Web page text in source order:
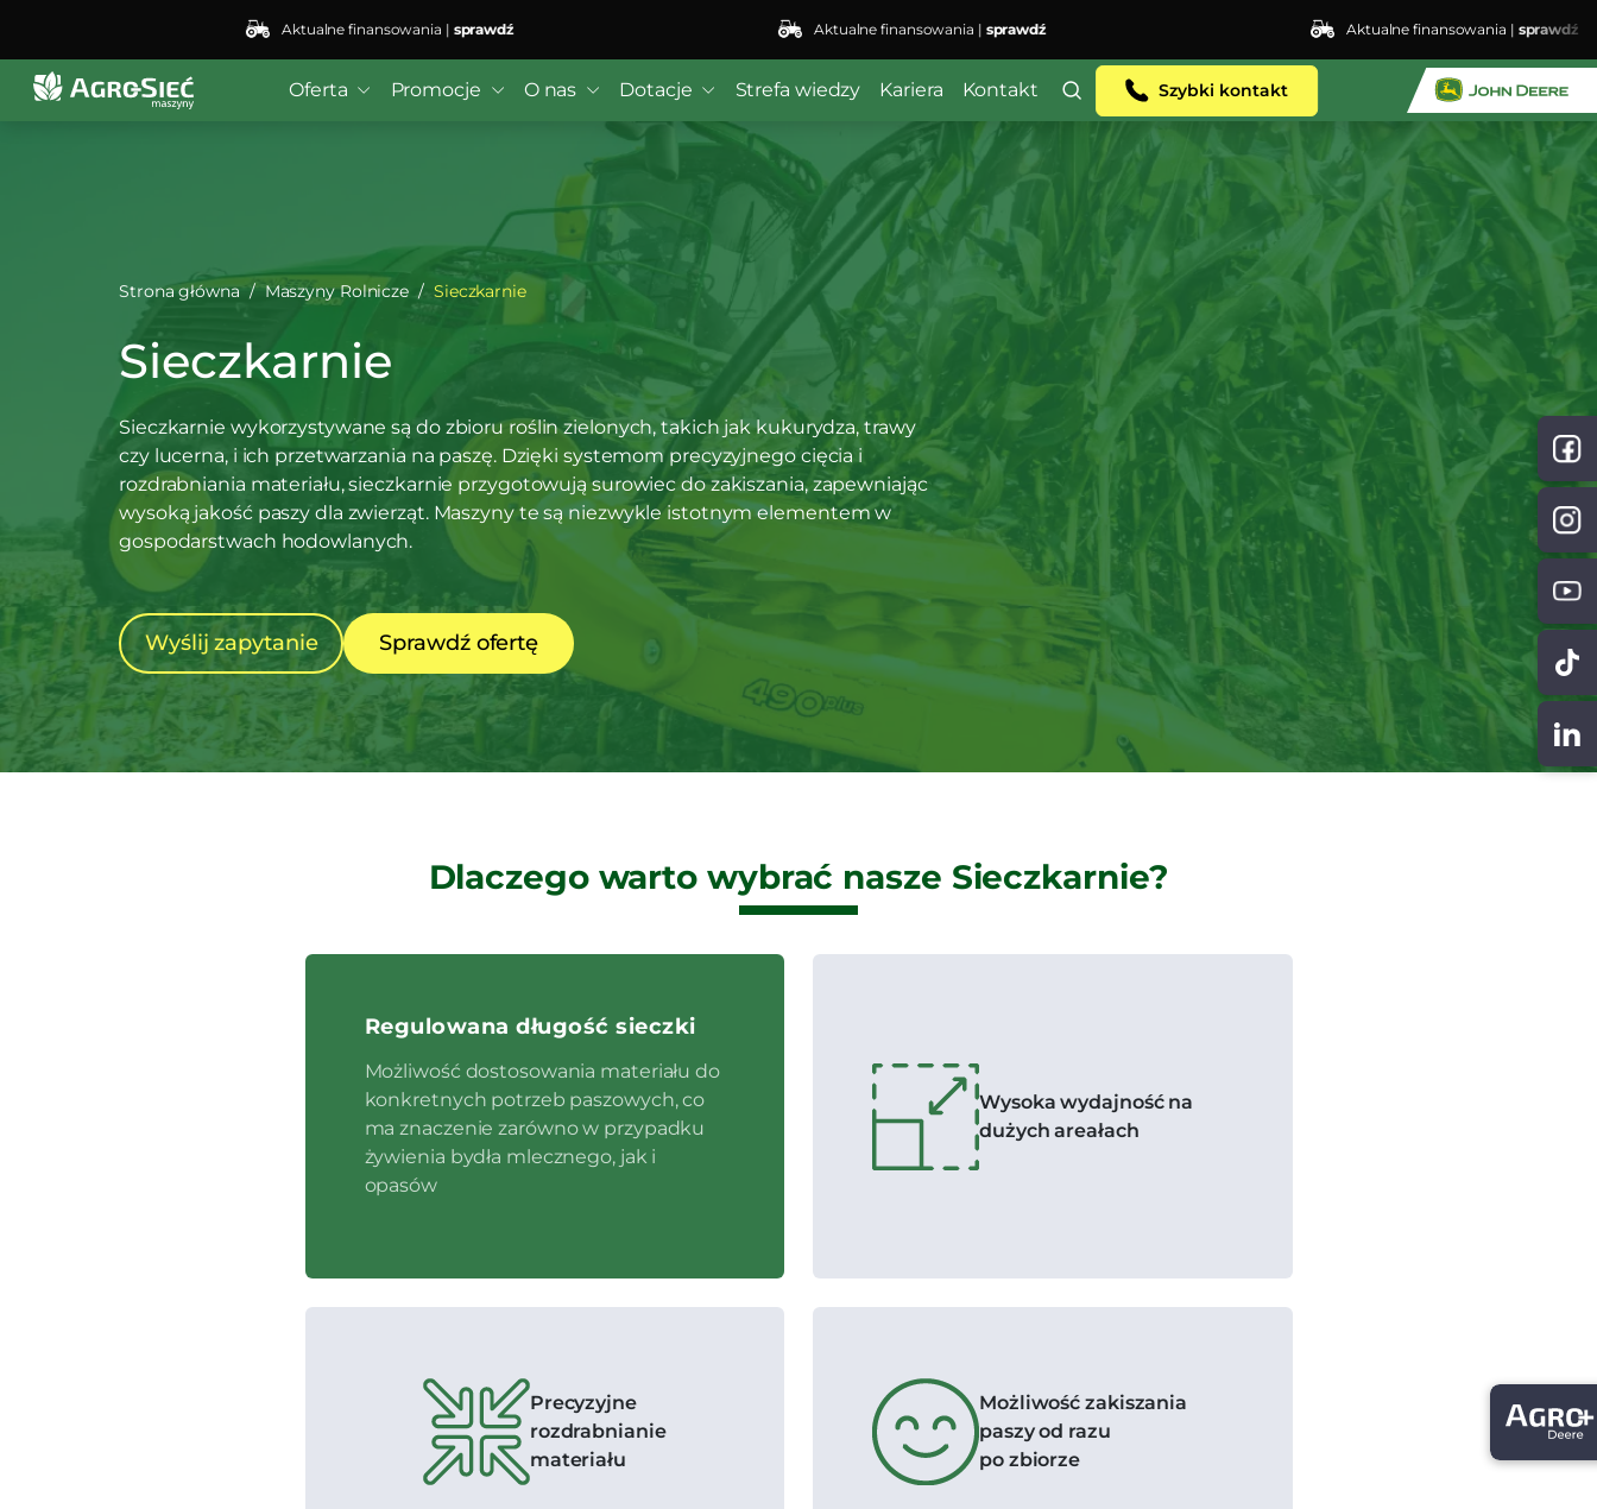
: preg_replace(): Passing null to parameter #3 ($subject) of type array|string is deprecated in /home/klient.dhosting.pl/lswis6155/agro-siec.pl-
bei4/public_html/wp-content/plugins/wordfence/vendor/wordfence/wf-waf/src/lib/rules.php
Aktualne finansowania |sprawdź Aktualne finansowania |sprawdź Aktualne finansowania |sprawdź
Oferta Promocje O nas Dotacje Strefa wiedzy Kariera Kontakt Szybki kontakt
Strona główna Maszyny Rolnicze Sieczkarnie
Sieczkarnie
Sieczkarnie wykorzystywane są do zbioru roślin zielonych, takich jak kukurydza, trawy
czy lucerna, i ich przetwarzania na paszę. Dzięki systemom precyzyjnego cięcia i
rozdrabniania materiału, sieczkarnie przygotowują surowiec do zakiszania, zapewniając
wysoką jakość paszy dla zwierząt. Maszyny te są niezwykle istotnym elementem w
gospodarstwach hodowlanych.
Wyślij zapytanie Sprawdź ofertę
Dlaczego warto wybrać nasze Sieczkarnie?
Regulowana długość sieczki
Możliwość dostosowania materiału do
konkretnych potrzeb paszowych, co
ma znaczenie zarówno w przypadku
żywienia bydła mlecznego, jak i
opasów
Wysoka wydajność na
dużych areałach
Precyzyjne
rozdrabnianie
materiału
Możliwość zakiszania
paszy od razu
po zbiorze